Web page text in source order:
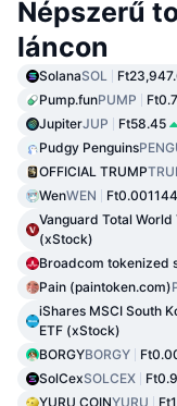
Népszerű
láncon
SolanaSOL
Pump.funPUMP
JupiterJUP Ft58.45
Pudgy Penguins
OFFICIAL TRUMP
WenWEN Ft0.001144
Vanguard Total World
(xStock)
Broadcom tokenized
Pain (paintoken.com)
iShares MSCI South
ETF (xStock)
BORGYBORGY
SolCexSOLCEX
YURU COINYURU